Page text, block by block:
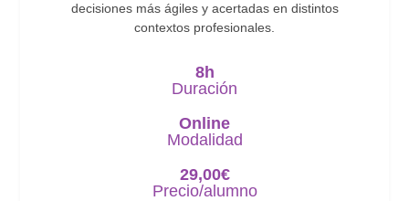
decisiones más ágiles y acertadas en distintos
contextos profesionales.
8h
Duración
Online
Modalidad
29,00€
Precio/alumno